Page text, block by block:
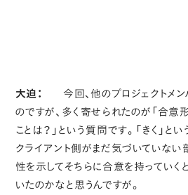
大迫：
今回、他のプロジェクトメ
のですが、多く寄せられたのが「合意
ことは？」という質問です。「きく」と
クライアント側がまだ気づいていない
性を示してそちらに合意を持っていく
いたのかなと思うんですが。